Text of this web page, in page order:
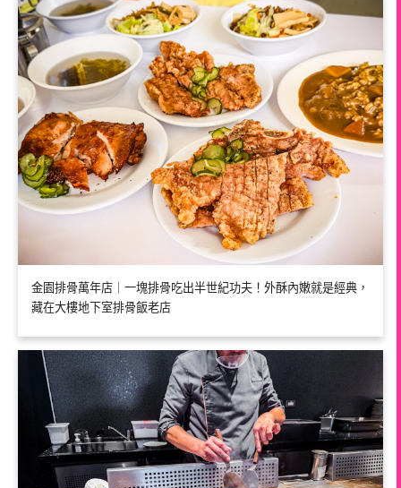
金園排骨萬年店｜一塊排骨吃出半世紀功夫！外酥內嫩就是經典，
藏在大樓地下室排骨飯老店